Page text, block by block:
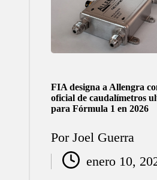
FIA designa a Allengra
oficial de caudalímetros
para Fórmula 1 en 2026
Publicado
por
Por Joel Guerra
enero 10,